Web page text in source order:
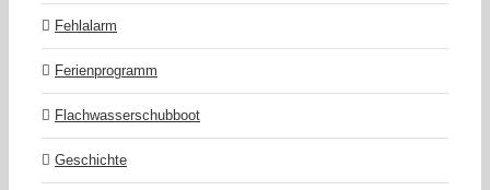
Fehlalarm
Ferienprogramm
Flachwasserschubboot
Geschichte